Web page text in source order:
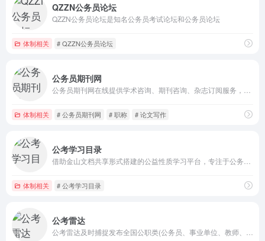
QZZN公务员论坛
QZZN公务员论坛是知名公务员考试论坛和公务员论坛
体制相关 # QZZN公务员论坛
公务员期刊网
体制相关 # 公务员期刊网 # 职称 # 论文写作
公考学习目录
体制相关 # 公考学习目录
公考雷达